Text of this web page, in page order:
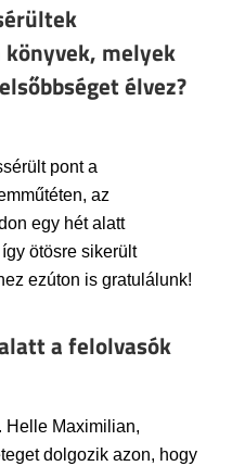
melyek
élvez?
pont a
az
egy hét alatt
ötösre sikerült
ezúton is gratulálunk!
a felolvasók
Helle Maximilian,
dolgozik azon, hogy